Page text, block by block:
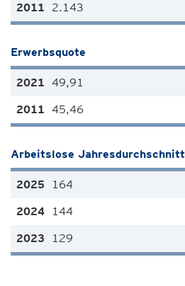
2.143
Erwerbsquote
49,91
45,46
Arbeitslose Jahresdurchschnitt
164
144
129